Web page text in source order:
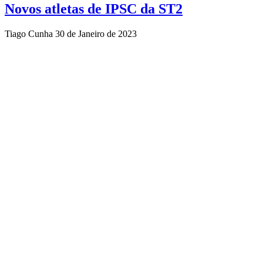
Novos atletas de IPSC da ST2
Tiago Cunha 30 de Janeiro de 2023